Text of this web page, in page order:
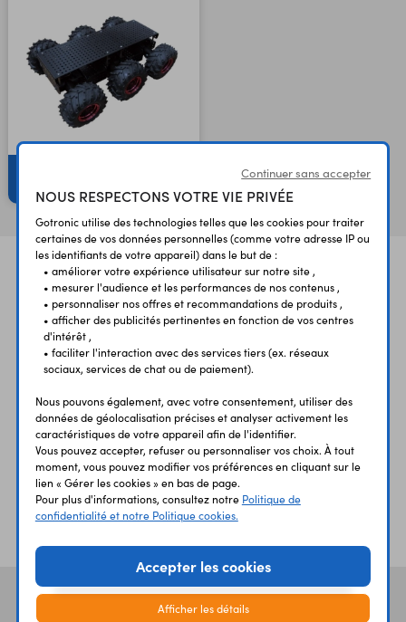
UNE QUESTION?
PAIEMENT
SÉCURISÉ
ÉTABLISSEMENTS
PLUS 30 ANS
Vos aviset témoignages
Continuer sans accepter
NOUS RESPECTONS VOTRE VIE PRIVÉE
Gotronic utilise des technologies telles que les cookies pour traiter
certaines de vos données personnelles (comme votre adresse IP ou
les identifiants de votre appareil) dans le but de :
• améliorer votre expérience utilisateur sur notre site ,
• mesurer l'audience et les performances de nos contenus ,
• personnaliser nos offres et recommandations de produits ,
• afficher des publicités pertinentes en fonction de vos centres
d'intérêt ,
• faciliter l'interaction avec des services tiers (ex. réseaux
sociaux, services de chat ou de paiement).
Nous pouvons également, avec votre consentement, utiliser des
données de géolocalisation précises et analyser activement les
caractéristiques de votre appareil afin de l'identifier.
Vous pouvez accepter, refuser ou personnaliser vos choix. À tout
moment, vous pouvez modifier vos préférences en cliquant sur le
lien « Gérer les cookies » en bas de page.
Pour plus d'informations, consultez notre Politique de
confidentialité et notre Politique cookies.
Accepter les cookies
Afficher les détails